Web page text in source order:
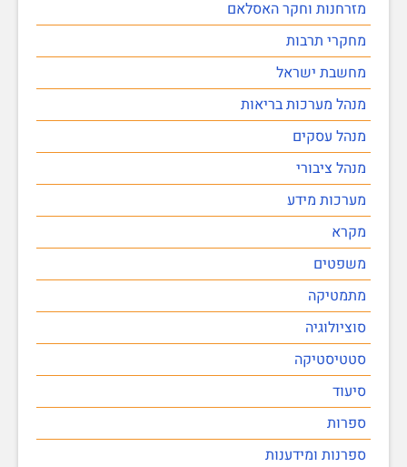
מזרחנות וחקר האסלאם
מחקרי תרבות
מחשבת ישראל
מנהל מערכות בריאות
מנהל עסקים
מנהל ציבורי
מערכות מידע
מקרא
משפטים
מתמטיקה
סוציולוגיה
סטטיסטיקה
סיעוד
ספרות
ספרנות ומידענות